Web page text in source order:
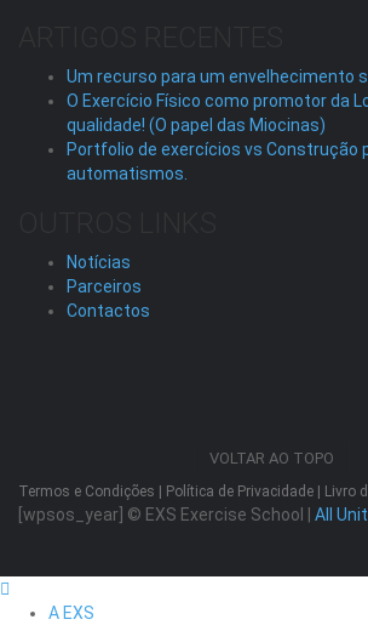
Um recurso para um envelhecimento
O Exercício Físico como promotor da
qualidade! (O papel das Miocinas)
Portfolio de exercícios vs Construção
automatismos.
Notícias
Parceiros
Contactos
VOLTAR AO TOPO
Termos e Condições Política de Privacidade Livro
[wpsos_year] © EXS Exercise School | All
A EXS